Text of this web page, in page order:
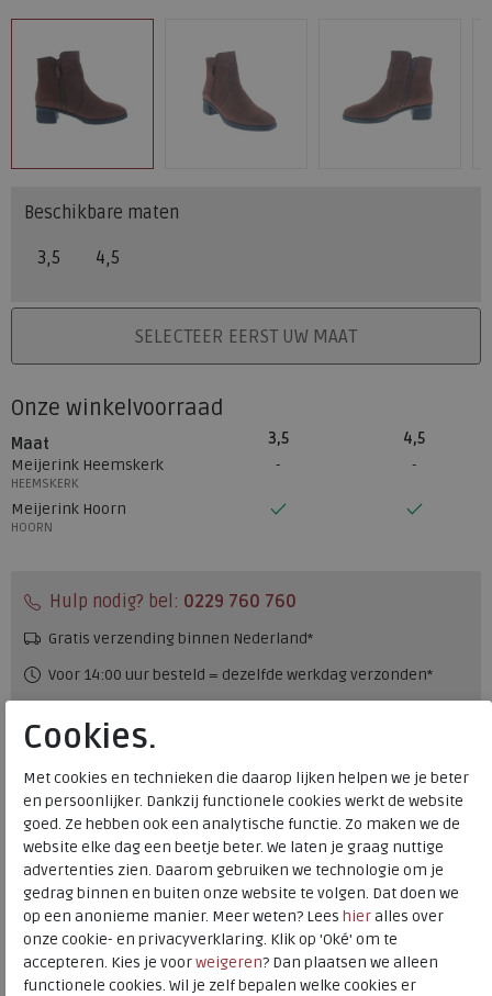
Beschikbare maten
3,5 4,5
PLAATS IN WINKELMANDSELECTEER EERST UW MAAT
Onze winkelvoorraad
Maat 3,5
4,5
Meijerink Heemskerk
HEEMSKERK
Meijerink Hoorn
HOORN
Hulp nodig? bel: 0229 760 760
Gratis verzending binnen Nederland*
Voor 14:00 uur besteld = dezelfde werkdag verzonden*
Merk
Hartjes
Fabrikantcode
172.1902/20 74.00
Bestelcode
272.26.000003
Kleur
Nuss
Materiaal
Nubuck
g
Uitneembaar voetbed
ja
Cookies.
Met cookies en technieken die daarop lijken helpen we je beter
en persoonlijker. Dankzij functionele cookies werkt de website
goed. Ze hebben ook een analytische functie. Zo maken we de
website elke dag een beetje beter. We laten je graag nuttige
advertenties zien. Daarom gebruiken we technologie om je
gedrag binnen en buiten onze website te volgen. Dat doen we
op een anonieme manier. Meer weten? Lees hieralles over
onze cookie- en privacyverklaring. Klik op 'Oké' om te
accepteren. Kies je voorweigeren? Dan plaatsen we alleen
functionele cookies. Wil je zelf bepalen welke cookies er